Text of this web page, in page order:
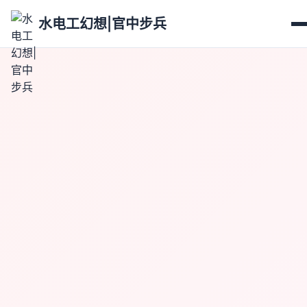
水电工幻想|官中步兵